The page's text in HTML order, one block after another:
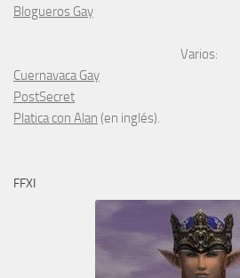
Blogueros Gay
Varios:
Cuernavaca Gay
PostSecret
Platica con Alan (en inglés).
FFXI